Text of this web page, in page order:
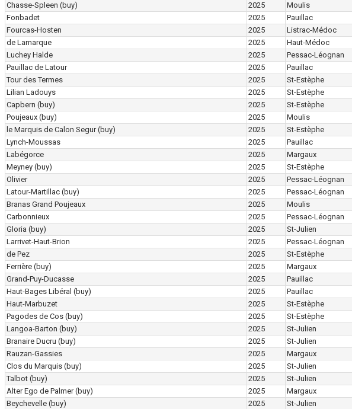
Chasse-Spleen (buy) 2025 Moulis
Fonbadet
2025 Pauillac
Fourcas-Hosten
2025 Listrac-Médoc
de Lamarque
2025 Haut-Médoc
Luchey Halde
2025 Pessac-Léognan
Pauillac de Latour
2025 Pauillac
Tour des Termes
2025 St-Estèphe
Lilian Ladouys
2025 St-Estèphe
Capbern (buy) 2025 St-Estèphe
Poujeaux (buy) 2025 Moulis
le Marquis de Calon Segur (buy) 2025 St-Estèphe
Lynch-Moussas
2025 Pauillac
Labégorce
2025 Margaux
Meyney (buy) 2025 St-Estèphe
Olivier
2025 Pessac-Léognan
Latour-Martillac (buy) 2025 Pessac-Léognan
Branas Grand Poujeaux
2025 Moulis
Carbonnieux
2025 Pessac-Léognan
Gloria (buy) 2025 St-Julien
Larrivet-Haut-Brion
2025 Pessac-Léognan
de Pez
2025 St-Estèphe
Ferrière (buy) 2025 Margaux
Grand-Puy-Ducasse
2025 Pauillac
Haut-Bages Libéral (buy) 2025 Pauillac
Haut-Marbuzet
2025 St-Estèphe
Pagodes de Cos (buy) 2025 St-Estèphe
Langoa-Barton (buy) 2025 St-Julien
Branaire Ducru (buy) 2025 St-Julien
Rauzan-Gassies
2025 Margaux
Clos du Marquis (buy) 2025 St-Julien
Talbot (buy) 2025 St-Julien
Alter Ego de Palmer (buy) 2025 Margaux
Beychevelle (buy) 2025 St-Julien